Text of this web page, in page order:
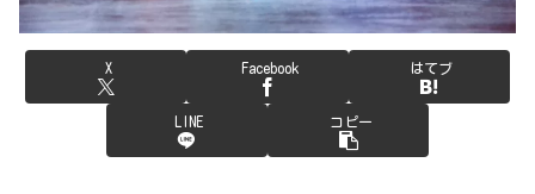
X Facebook はてブ
LINE コピー